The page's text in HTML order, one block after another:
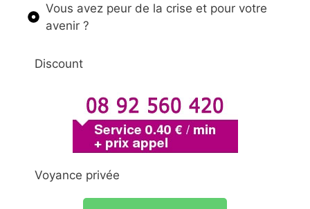
Vous avez peur de la crise et pour votre
avenir ?
Discount
Voyance privée